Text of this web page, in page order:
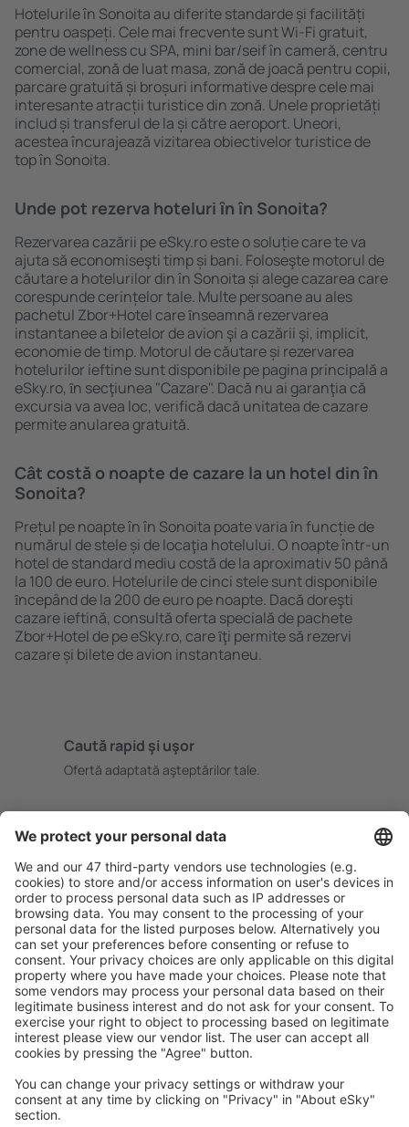
Hotelurile în Sonoita au diferite standarde și facilități
pentru oaspeți. Cele mai frecvente sunt Wi-Fi gratuit,
zone de wellness cu SPA, mini bar/seif în cameră, centru
comercial, zonă de luat masa, zonă de joacă pentru copii,
parcare gratuită și broșuri informative despre cele mai
interesante atracții turistice din zonă. Unele proprietăți
includ și transferul de la și către aeroport. Uneori,
acestea încurajează vizitarea obiectivelor turistice de
top în Sonoita.
Unde pot rezerva hoteluri ȋn în Sonoita?
Rezervarea cazării pe eSky.ro este o soluție care te va
ajuta să economiseşti timp și bani. Foloseşte motorul de
căutare a hotelurilor din în Sonoita și alege cazarea care
corespunde cerințelor tale. Multe persoane au ales
pachetul Zbor+Hotel care ȋnseamnă rezervarea
instantanee a biletelor de avion şi a cazării şi, implicit,
economie de timp. Motorul de căutare și rezervarea
hotelurilor ieftine sunt disponibile pe pagina principală a
eSky.ro, ȋn secţiunea "Cazare". Dacă nu ai garanţia că
excursia va avea loc, verifică dacă unitatea de cazare
permite anularea gratuită.
Cât costă o noapte de cazare la un hotel din în
Sonoita?
Prețul pe noapte în în Sonoita poate varia în funcție de
numărul de stele și de locaţia hotelului. O noapte într-un
hotel de standard mediu costă de la aproximativ 50 până
la 100 de euro. Hotelurile de cinci stele sunt disponibile
ȋncepând de la 200 de euro pe noapte. Dacă doreşti
cazare ieftină, consultă oferta specială de pachete
Zbor+Hotel de pe eSky.ro, care ȋţi permite să rezervi
cazare și bilete de avion instantaneu.
Caută rapid şi uşor
Ofertă adaptată aşteptărilor tale.
Rezervare fără griji cu opțiune gratuită de anulare.
Economiseşte mai mult
Prețuri atractive și oferte speciale pentru utilizatorii
conectați.
Cazarea preferată
Alege din peste 1,3 mil. de opţiuni: hoteluri, cabane,
apartamente și altele.
Cele mai căutate hoteluri de către utilizatorii eSky